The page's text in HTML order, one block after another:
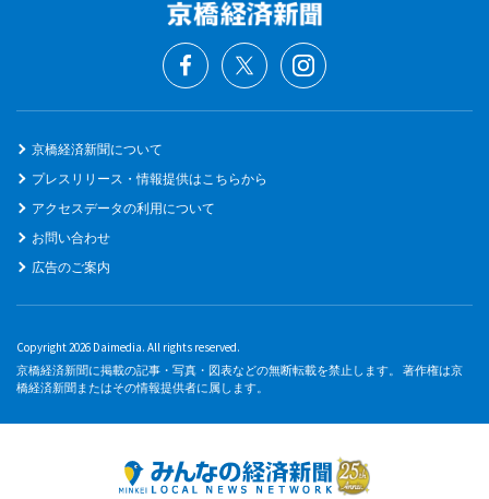
京橋経済新聞について
プレスリリース・情報提供はこちらから
アクセスデータの利用について
お問い合わせ
広告のご案内
Copyright 2026 Daimedia. All rights reserved.
京橋経済新聞に掲載の記事・写真・図表などの無断転載を禁止します。 著作権は京
橋経済新聞またはその情報提供者に属します。